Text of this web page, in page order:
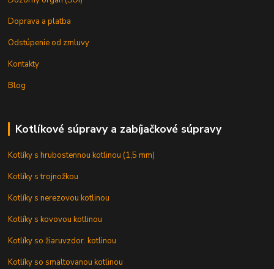
Doprava a platba
Odstúpenie od zmluvy
Kontakty
Blog
Kotlíkové súpravy a zabíjačkové súpravy
Kotlíky s hrubostennou kotlinou (1,5 mm)
Kotlíky s trojnožkou
Kotlíky s nerezovou kotlinou
Kotlíky s kovovou kotlinou
Kotlíky so žiaruvzdor. kotlinou
Kotlíky so smaltovanou kotlinou